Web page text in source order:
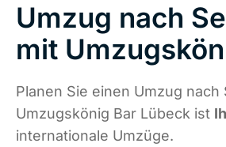
Umzug nach
mit
Planen Sie einen Umzug
Umzugskönig Bar Lübeck ist
internationale Umzüge.